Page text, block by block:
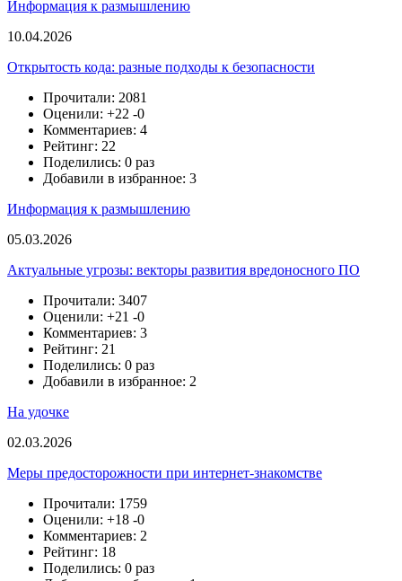
Информация к размышлению
10.04.2026
Открытость кода: разные подходы к безопасности
Прочитали: 2081
Оценили: +22 -0
Комментариев: 4
Рейтинг: 22
Поделились: 0 раз
Добавили в избранное: 3
Информация к размышлению
05.03.2026
Актуальные угрозы: векторы развития вредоносного ПО
Прочитали: 3407
Оценили: +21 -0
Комментариев: 3
Рейтинг: 21
Поделились: 0 раз
Добавили в избранное: 2
На удочке
02.03.2026
Меры предосторожности при интернет-знакомстве
Прочитали: 1759
Оценили: +18 -0
Комментариев: 2
Рейтинг: 18
Поделились: 0 раз